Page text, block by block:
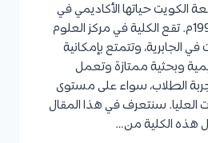
الكويت حياتها الأكاديمي في
شهر سبتمبر من عام 1997م. تقع الكلية في مركز العلوم
الجابرية، وتتمتع بإمكانية
وبحثية ممتازة وتعمل
الطلاب، سواء على مستوى
العليا. سنتعرف في هذا المقال
هذه الكلية من…